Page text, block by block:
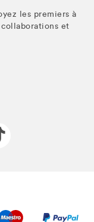
les premiers à
et